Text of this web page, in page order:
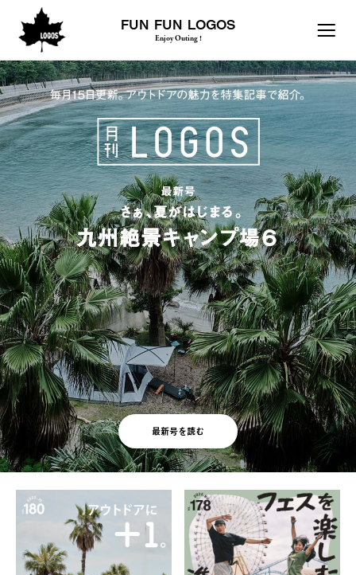
FUN FUN LOGOS
Enjoy Outing !
最新号を読む